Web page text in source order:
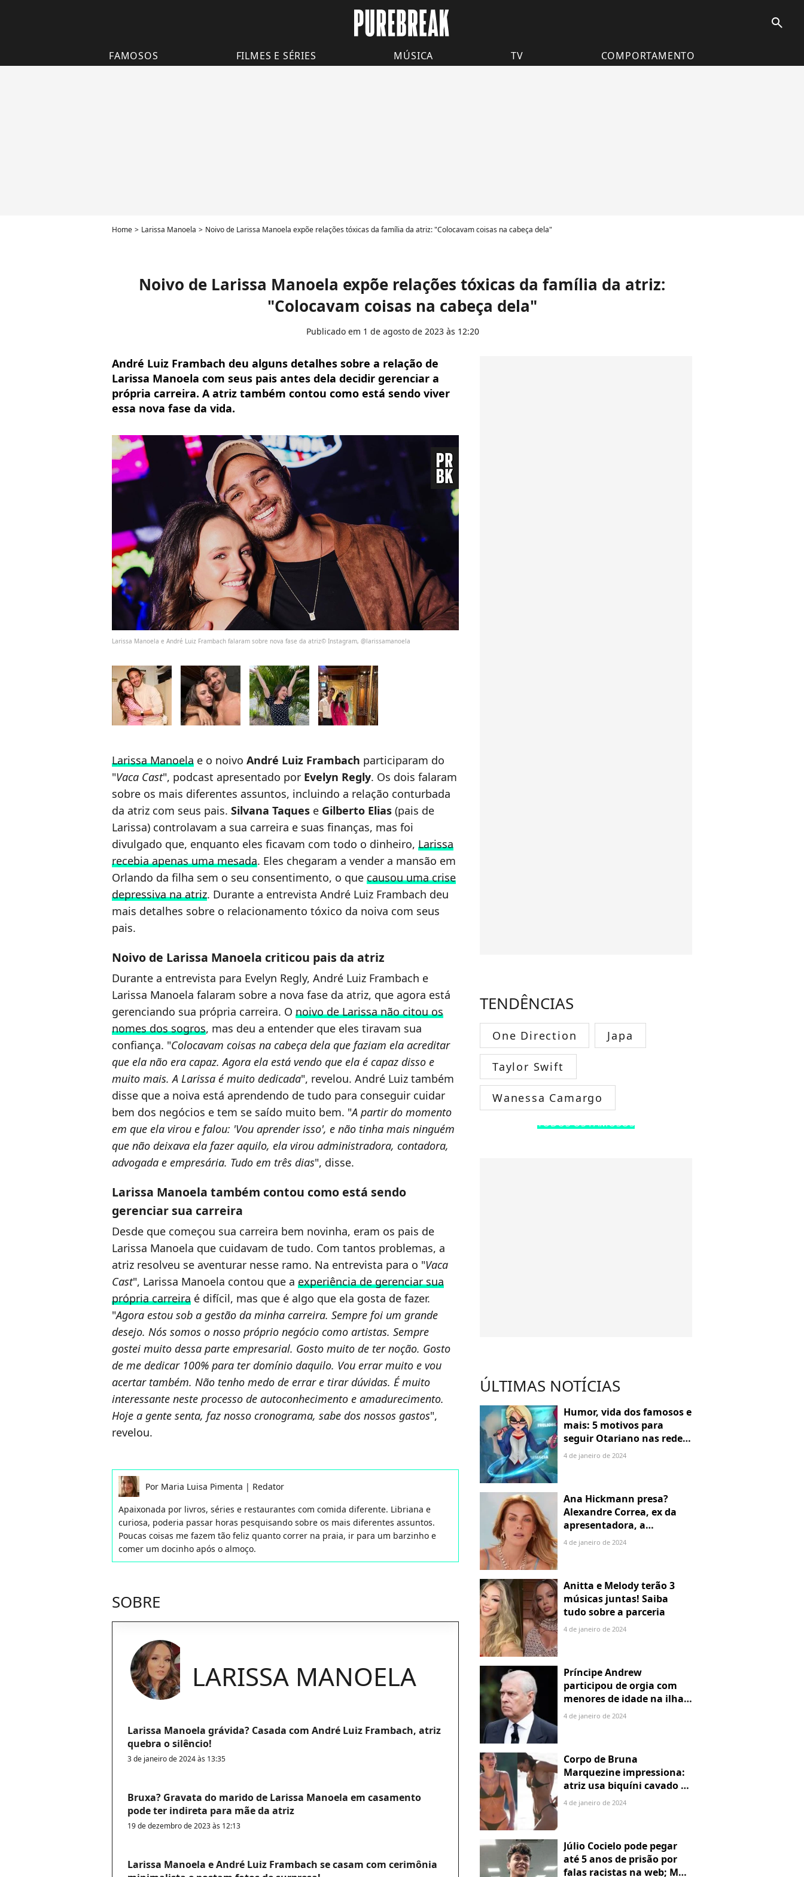
search
FAMOSOS FILMES E SÉRIES MÚSICA TV COMPORTAMENTO
Home Larissa Manoela Noivo de Larissa Manoela expõe relações tóxicas da família da atriz: "Colocavam coisas na cabeça dela"
Noivo de Larissa Manoela expõe relações tóxicas da família da atriz:
"Colocavam coisas na cabeça dela"
Publicado em 1 de agosto de 2023 às 12:20
André Luiz Frambach deu alguns detalhes sobre a relação de
Larissa Manoela com seus pais antes dela decidir gerenciar a
própria carreira. A atriz também contou como está sendo viver
essa nova fase da vida.
Larissa Manoela e André Luiz Frambach falaram sobre nova fase da atriz© Instagram, @larissamanoela
Larissa Manoela e o noivo André Luiz Frambach participaram do
"Vaca Cast", podcast apresentado por Evelyn Regly. Os dois falaram
sobre os mais diferentes assuntos, incluindo a relação conturbada
da atriz com seus pais. Silvana Taques e Gilberto Elias (pais de
Larissa) controlavam a sua carreira e suas finanças, mas foi
divulgado que, enquanto eles ficavam com todo o dinheiro, Larissa
recebia apenas uma mesada. Eles chegaram a vender a mansão em
Orlando da filha sem o seu consentimento, o que causou uma crise
depressiva na atriz. Durante a entrevista André Luiz Frambach deu
mais detalhes sobre o relacionamento tóxico da noiva com seus
pais.
Noivo de Larissa Manoela criticou pais da atriz
Durante a entrevista para Evelyn Regly, André Luiz Frambach e
Larissa Manoela falaram sobre a nova fase da atriz, que agora está
gerenciando sua própria carreira. O noivo de Larissa não citou os
nomes dos sogros, mas deu a entender que eles tiravam sua
confiança. "Colocavam coisas na cabeça dela que faziam ela acreditar
que ela não era capaz. Agora ela está vendo que ela é capaz disso e
muito mais. A Larissa é muito dedicada", revelou. André Luiz também
disse que a noiva está aprendendo de tudo para conseguir cuidar
bem dos negócios e tem se saído muito bem. "A partir do momento
em que ela virou e falou: 'Vou aprender isso', e não tinha mais ninguém
que não deixava ela fazer aquilo, ela virou administradora, contadora,
advogada e empresária. Tudo em três dias", disse.
Larissa Manoela também contou como está sendo
gerenciar sua carreira
Desde que começou sua carreira bem novinha, eram os pais de
Larissa Manoela que cuidavam de tudo. Com tantos problemas, a
atriz resolveu se aventurar nesse ramo. Na entrevista para o "Vaca
Cast", Larissa Manoela contou que a experiência de gerenciar sua
própria carreira é difícil, mas que é algo que ela gosta de fazer.
"Agora estou sob a gestão da minha carreira. Sempre foi um grande
desejo. Nós somos o nosso próprio negócio como artistas. Sempre
gostei muito dessa parte empresarial. Gosto muito de ter noção. Gosto
de me dedicar 100% para ter domínio daquilo. Vou errar muito e vou
acertar também. Não tenho medo de errar e tirar dúvidas. É muito
interessante neste processo de autoconhecimento e amadurecimento.
Hoje a gente senta, faz nosso cronograma, sabe dos nossos gastos",
revelou.
Por Maria Luisa Pimenta | Redator
Apaixonada por livros, séries e restaurantes com comida diferente. Libriana e
curiosa, poderia passar horas pesquisando sobre os mais diferentes assuntos.
Poucas coisas me fazem tão feliz quanto correr na praia, ir para um barzinho e
comer um docinho após o almoço.
SOBRE
LARISSA MANOELA
Larissa Manoela grávida? Casada com André Luiz Frambach, atriz
quebra o silêncio!
3 de janeiro de 2024 às 13:35
Bruxa? Gravata do marido de Larissa Manoela em casamento
pode ter indireta para mãe da atriz
19 de dezembro de 2023 às 12:13
Larissa Manoela e André Luiz Frambach se casam com cerimônia
TENDÊNCIAS
One Direction Japa
Taylor Swift
Wanessa Camargo
TODOS OS FAMOSOS
ÚLTIMAS NOTÍCIAS
Humor, vida dos famosos e
mais: 5 motivos para
seguir Otariano nas redes
sociais
4 de janeiro de 2024
Ana Hickmann presa?
Alexandre Correa, ex da
apresentadora, a
denuncia por alienação
4 de janeiro de 2024
Anitta e Melody terão 3
músicas juntas! Saiba
tudo sobre a parceria
4 de janeiro de 2024
Príncipe Andrew
participou de orgia com
menores de idade na ilha
de Jeffrey Epstein, chefe de
4 de janeiro de 2024
Corpo de Bruna
Marquezine impressiona:
atriz usa biquíni cavado e
body chain ao chegar em
4 de janeiro de 2024
Júlio Cocielo pode pegar
até 5 anos de prisão por
falas racistas na web; MPF